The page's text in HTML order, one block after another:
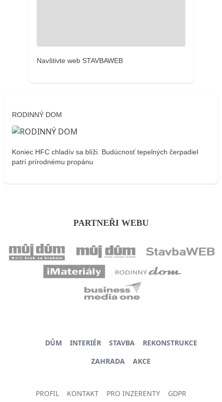
Navštivte web STAVBAWEB
RODINNÝ DOM
Koniec HFC chladív sa blíži. Budúcnosť tepelných čerpadiel
patrí prírodnému propánu
PARTNEŘI WEBU
DŮM INTERIÉR STAVBA
REKONSTRUKCE
ZAHRADA
AKCE
PROFIL KONTAKT PRO INZERENTY GDPR